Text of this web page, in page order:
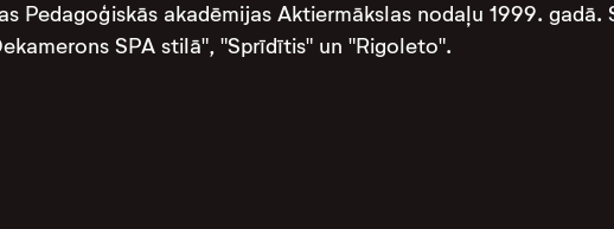
Pedagoģiskās akadēmijas Aktiermākslas nodaļu 1999. gadā.
SPA stilā", "Sprīdītis" un "Rigoleto"​.